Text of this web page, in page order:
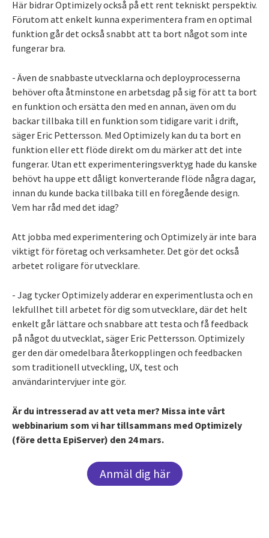
Här bidrar Optimizely också på ett rent tekniskt perspektiv.
Förutom att enkelt kunna experimentera fram en optimal
funktion går det också snabbt att ta bort något som inte
fungerar bra.
- Även de snabbaste utvecklarna och deployprocesserna
behöver ofta åtminstone en arbetsdag på sig för att ta bort
en funktion och ersätta den med en annan, även om du
backar tillbaka till en funktion som tidigare varit i drift,
säger Eric Pettersson. Med Optimizely kan du ta bort en
funktion eller ett flöde direkt om du märker att det inte
fungerar. Utan ett experimenteringsverktyg hade du kanske
behövt ha uppe ett dåligt konverterande flöde några dagar,
innan du kunde backa tillbaka till en föregående design.
Vem har råd med det idag?
Att jobba med experimentering och Optimizely är inte bara
viktigt för företag och verksamheter. Det gör det också
arbetet roligare för utvecklare.
- Jag tycker Optimizely adderar en experimentlusta och en
lekfullhet till arbetet för dig som utvecklare, där det helt
enkelt går lättare och snabbare att testa och få feedback
på något du utvecklat, säger Eric Pettersson. Optimizely
ger den där omedelbara återkopplingen och feedbacken
som traditionell utveckling, UX, test och
användarintervjuer inte gör.
Är du intresserad av att veta mer? Missa inte vårt
webbinarium som vi har tillsammans med Optimizely
(före detta EpiServer) den 24 mars.
Anmäl dig här